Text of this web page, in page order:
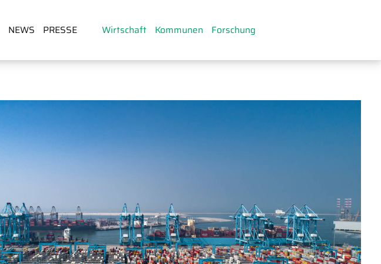
NEWS PRESSE Wirtschaft Kommunen Forschung